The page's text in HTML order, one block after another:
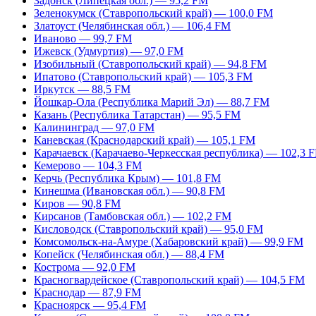
Зеленокумск (Ставропольский край) — 100,0 FM
Златоуст (Челябинская обл.) — 106,4 FM
Иваново — 99,7 FM
Ижевск (Удмуртия) — 97,0 FM
Изобильный (Ставропольский край) — 94,8 FM
Ипатово (Ставропольский край) — 105,3 FM
Иркутск — 88,5 FM
Йошкар-Ола (Республика Марий Эл) — 88,7 FM
Казань (Республика Татарстан) — 95,5 FM
Калининград — 97,0 FM
Каневская (Краснодарский край) — 105,1 FM
Карачаевск (Карачаево-Черкесская республика) — 102,3
Кемерово — 104,3 FM
Керчь (Республика Крым) — 101,8 FM
Кинешма (Ивановская обл.) — 90,8 FM
Киров — 90,8 FM
Кирсанов (Тамбовская обл.) — 102,2 FM
Кисловодск (Ставропольский край) — 95,0 FM
Комсомольск-на-Амуре (Хабаровский край) — 99,9 FM
Копейск (Челябинская обл.) — 88,4 FM
Кострома — 92,0 FM
Красногвардейское (Ставропольский край) — 104,5 FM
Краснодар — 87,9 FM
Красноярск — 95,4 FM